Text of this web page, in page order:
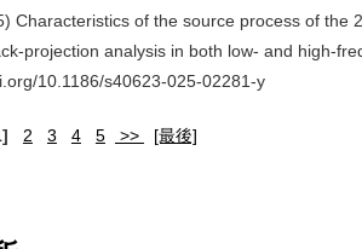
Characteristics of the source process of the
projection analysis in both low- and high-
10.1186/s40623-025-02281-y
2 3 4 5 >> [最後]